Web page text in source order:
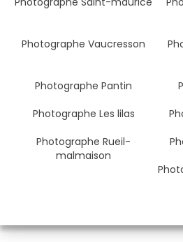
Photographe Vaucresson
Photographe Pantin
Photographe Les lilas
Photographe Rueil-
malmaison